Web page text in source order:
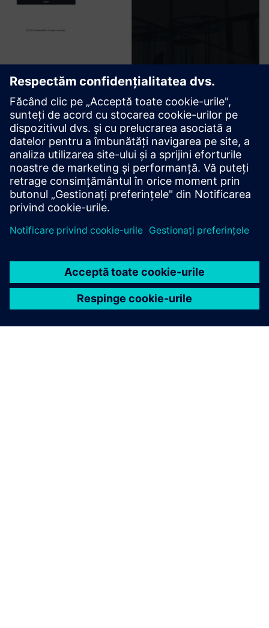
SmarterMRP
SmarterMRP, helps manufacturers improve planning,
procurement, and production decisions by connecting
master data, demand forecasting, work orders, purchasing
and BOM management with existing enterprise systems.
Aflați mai multe